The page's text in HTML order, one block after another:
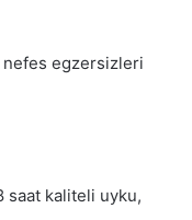
nefes egzersizleri
saat kaliteli uyku,